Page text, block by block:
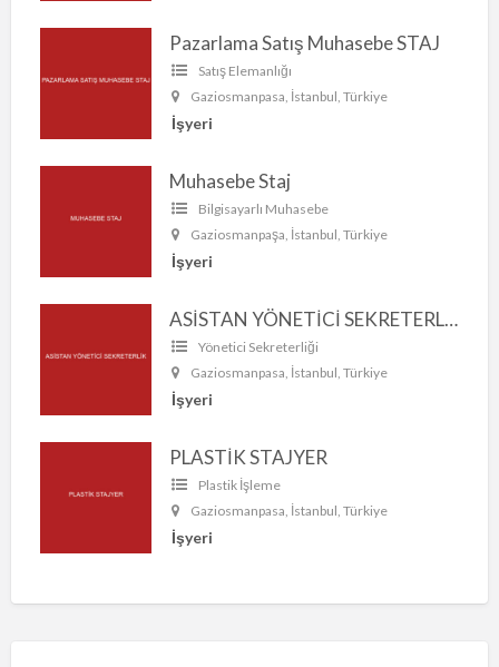
Pazarlama Satış Muhasebe STAJ
Satış Elemanlığı
Gaziosmanpasa, İstanbul, Türkiye
İşyeri
Muhasebe Staj
Bilgisayarlı Muhasebe
Gaziosmanpaşa, İstanbul, Türkiye
İşyeri
ASİSTAN YÖNETİCİ SEKRETERLİK
Yönetici Sekreterliği
Gaziosmanpasa, İstanbul, Türkiye
İşyeri
PLASTİK STAJYER
Plastik İşleme
Gaziosmanpasa, İstanbul, Türkiye
İşyeri